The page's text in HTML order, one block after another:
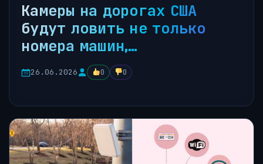
Камеры на дорогах США
будут ловить не только
номера машин,…
26.06.2026 0 0